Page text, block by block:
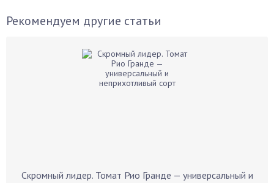
Рекомендуем другие статьи
Скромный лидер. Томат Рио Гранде — универсальный и